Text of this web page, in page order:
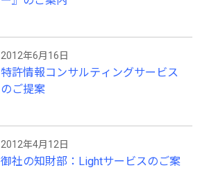
2012年6月16日
特許情報コンサルティングサービス
のご提案
2012年4月12日
御社の知財部：Lightサービスのご案